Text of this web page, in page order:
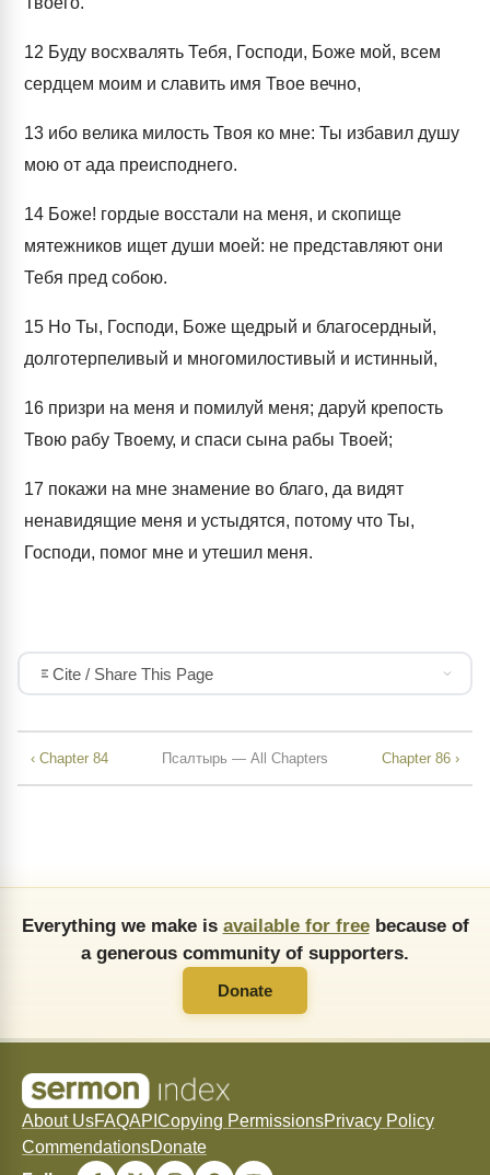
12 Буду восхвалять Тебя, Господи, Боже мой, всем
сердцем моим и славить имя Твое вечно,
13 ибо велика милость Твоя ко мне: Ты избавил душу
мою от ада преисподнего.
14 Боже! гордые восстали на меня, и скопище
мятежников ищет души моей: не представляют они
Тебя пред собою.
15 Но Ты, Господи, Боже щедрый и благосердный,
долготерпеливый и многомилостивый и истинный,
16 призри на меня и помилуй меня; даруй крепость
Твою рабу Твоему, и спаси сына рабы Твоей;
17 покажи на мне знамение во благо, да видят
ненавидящие меня и устыдятся, потому что Ты,
Господи, помог мне и утешил меня.
Cite / Share This Page
‹ Chapter 84 Псалтырь — All Chapters Chapter 86 ›
Everything we make is available for freebecause of
a generous community of supporters.
Donate
About UsFAQAPI Copying PermissionsPrivacy Policy
CommendationsDonate